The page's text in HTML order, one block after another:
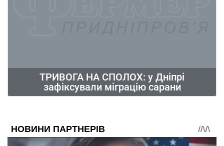
ТРИВОГА НА СПОЛОХ: у Дніпрі
зафіксували міграцію сарани